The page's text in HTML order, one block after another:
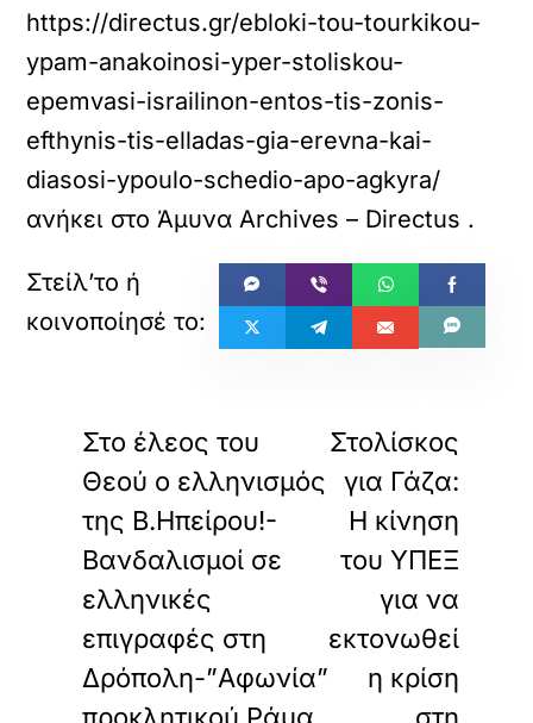
https://directus.gr/ebloki-tou-tourkikou-
ypam-anakoinosi-yper-stoliskou-
epemvasi-israilinon-entos-tis-zonis-
efthynis-tis-elladas-gia-erevna-kai-
diasosi-ypoulo-schedio-apo-agkyra/
ανήκει στοΆμυνα Archives – Directus .
Στο έλεος του
Θεού ο ελληνισμός
της Β.Ηπείρου!-
Βανδαλισμοί σε
ελληνικές
επιγραφές στη
Δρόπολη-”Αφωνία”
Στολίσκος
για Γάζα:
Η κίνηση
του ΥΠΕΞ
για να
εκτονωθεί
η κρίση